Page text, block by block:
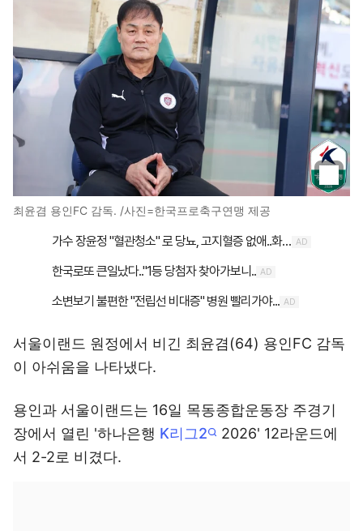
최윤겸 용인FC 감독. /사진=한국프로축구연맹 제공
서울이랜드 원정에서 비긴 최윤겸(64) 용인FC 감독
이 아쉬움을 나타냈다.
용인과 서울이랜드는 16일 목동종합운동장 주경기
장에서 열린 '하나은행 K리그2
2026' 12라운드에
서 2-2로 비겼다.